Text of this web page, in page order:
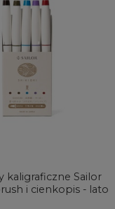
kaligraficzne Sailor
i cienkopis - lato